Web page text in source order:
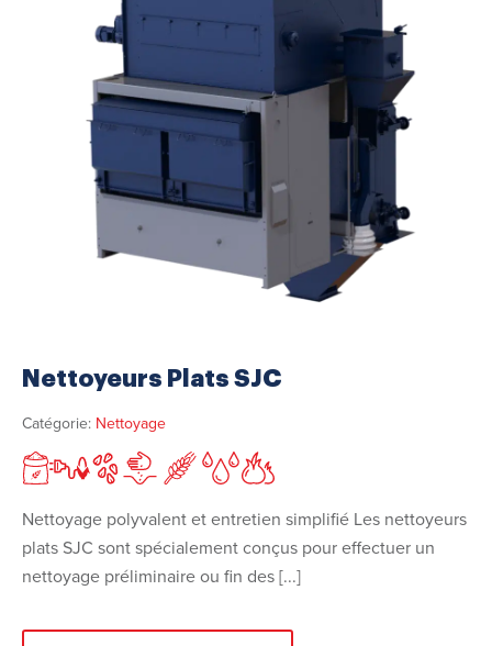
Nettoyeurs Plats SJC
Catégorie: Nettoyage
Nettoyage polyvalent et entretien simplifié Les nettoyeurs
plats SJC sont spécialement conçus pour effectuer un
nettoyage préliminaire ou fin des [...]